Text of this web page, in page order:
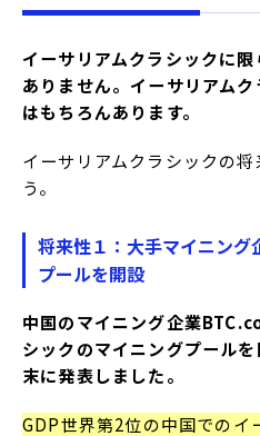
イーサリアムクラシックに
ありません。イーサリアム
はもちろんあります。
イーサリアムクラシックの
う。
将来性１：大手マイニン
プールを開設
中国のマイニング企業
シックのマイニングプール
末に発表しました。
GDP世界第2位の中国でのイ